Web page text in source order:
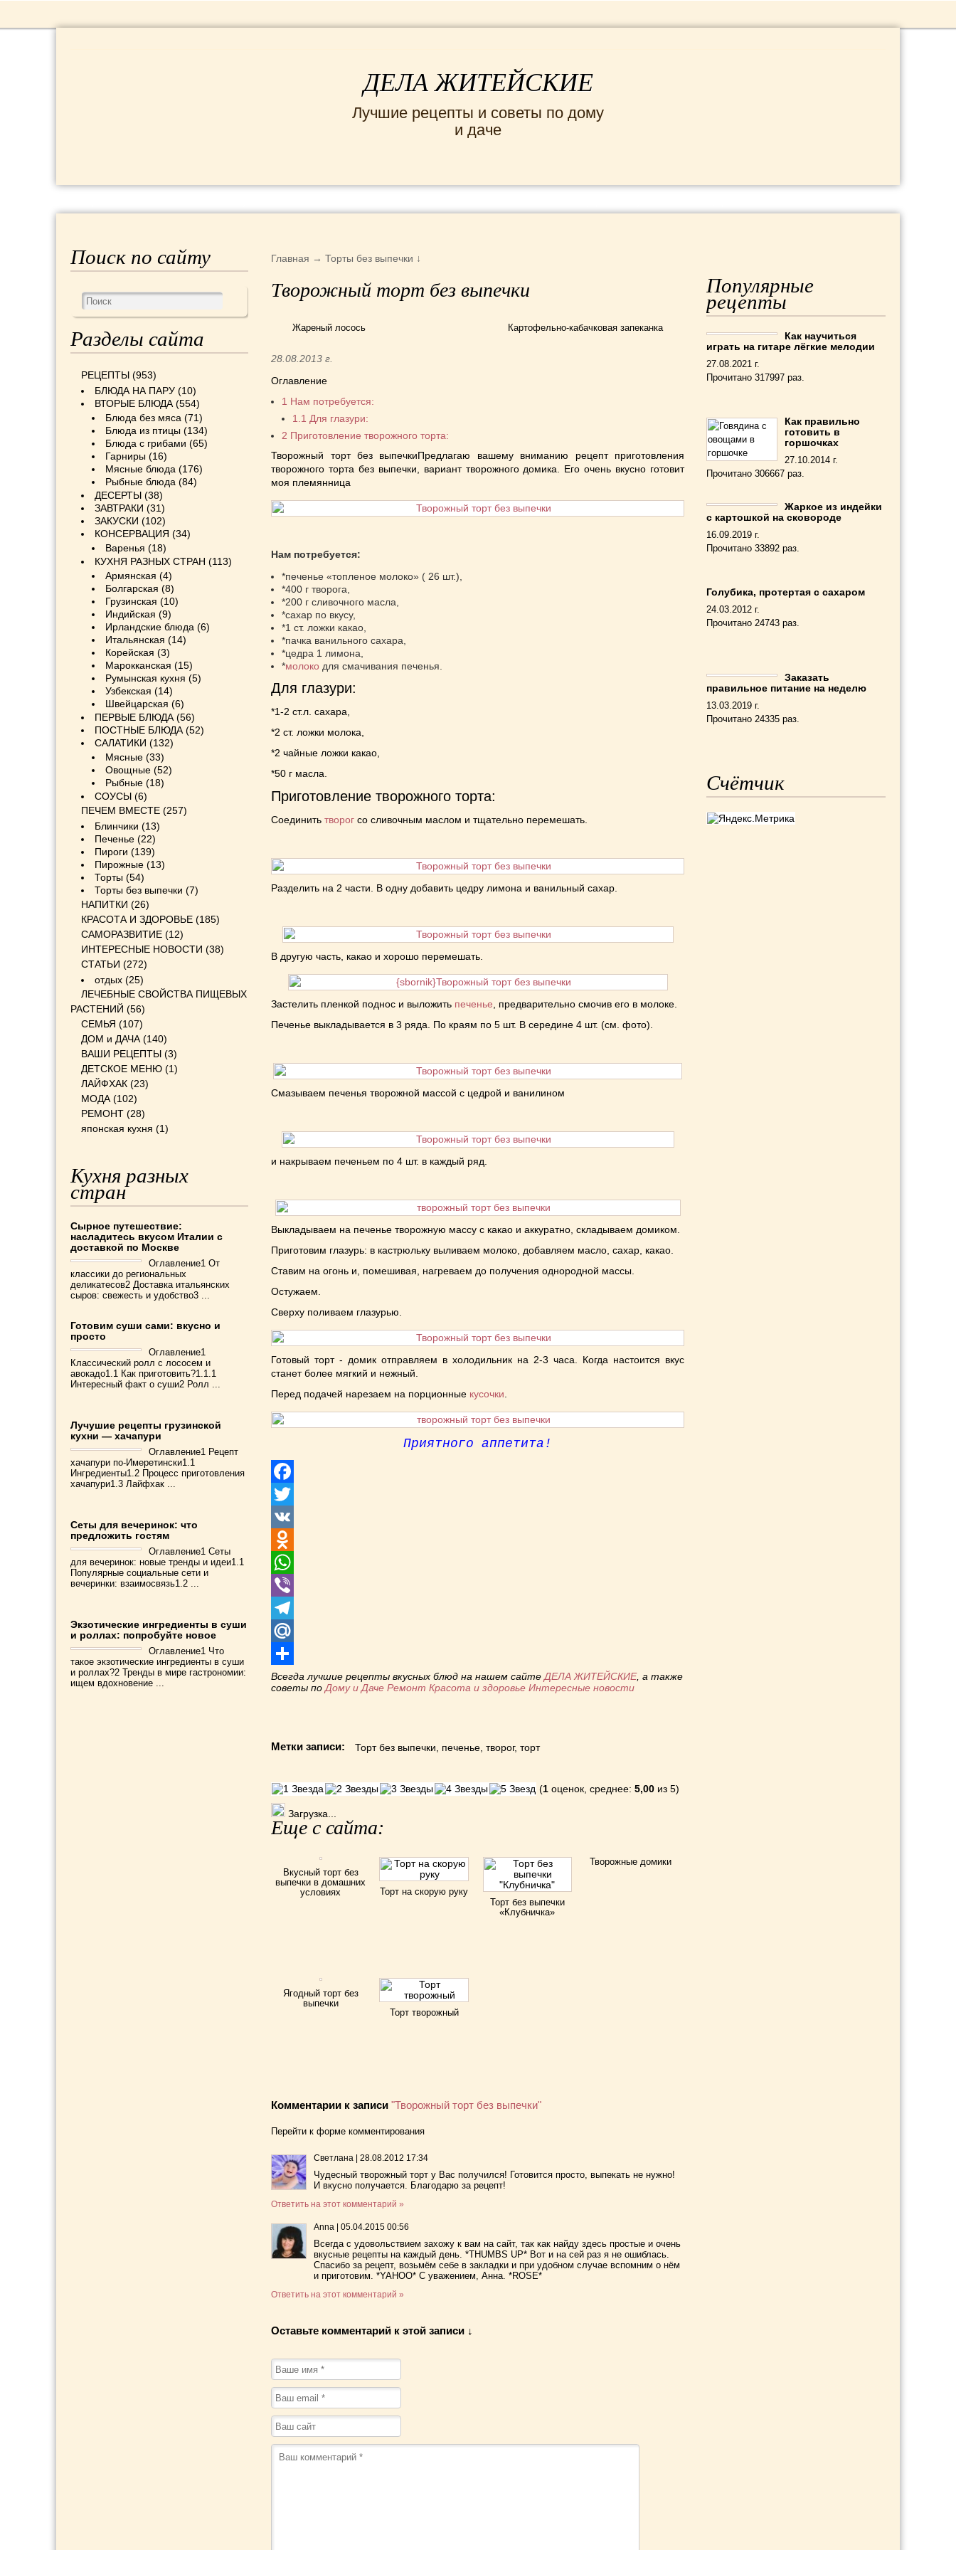
ДЕЛА ЖИТЕЙСКИЕ
Лучшие рецепты и советы по дому
и даче
Главная →Торты без выпечки ↓
Творожный торт без выпечки
Жареный лосось Картофельно-кабачковая запеканка
28.08.2013 г.
Оглавление
1 Нам потребуется:
1.1 Для глазури:
2 Приготовление творожного торта:
Творожный торт без выпечкиПредлагаю вашему вниманию рецепт приготовления
творожного торта без выпечки, вариант творожного домика. Его очень вкусно готовит
моя племянница
Нам потребуется:
*печенье «топленое молоко» ( 26 шт.),
*400 г творога,
*200 г сливочного масла,
*сахар по вкусу,
*1 ст. ложки какао,
*пачка ванильного сахара,
*цедра 1 лимона,
*молоко для смачивания печенья.
Для глазури:
*1-2 ст.л. сахара,
*2 ст. ложки молока,
*2 чайные ложки какао,
*50 г масла.
Приготовление творожного торта:
Соединитьтворог со сливочным маслом и тщательно перемешать.
Разделить на 2 части. В одну добавить цедру лимона и ванильный сахар.
В другую часть, какао и хорошо перемешать.
Застелить пленкой поднос и выложить печенье , предварительно смочив его в молоке.
Печенье выкладывается в 3 ряда. По краям по 5 шт. В середине 4 шт. (см. фото).
Смазываем печенья творожной массой с цедрой и ванилином
и накрываем печеньем по 4 шт. в каждый ряд.
Выкладываем на печенье творожную массу с какао и аккуратно, складываем домиком.
Приготовим глазурь: в кастрюльку выливаем молоко, добавляем масло, сахар, какао.
Ставим на огонь и, помешивая, нагреваем до получения однородной массы.
Остужаем.
Сверху поливаем глазурью.
Готовый торт - домик отправляем в холодильник на 2-3 часа. Когда настоится вкус
станет более мягкий и нежный.
Перед подачей нарезаем на порционные кусочки
Приятного аппетита!
Facebook
Twitter
VK
Odnoklassniki
WhatsApp
Viber
Telegram
Mail.Ru
Отправить
Всегда лучшие рецепты вкусных блюд на нашем сайтеДЕЛА ЖИТЕЙСКИЕ, а также
советы поДому и Даче Ремонт Красота и здоровье Интересные новости
Метки записи: Торт без выпечки печенье ,творог,торт
(1 оценок, среднее:5,00 из 5)
Загрузка...
Еще с сайта:
Вкусный торт без
выпечки в домашних
условиях
Торт на скорую руку
Торт без выпечки
«Клубничка»
Творожные домики
Ягодный торт без
выпечки
Торт творожный
Комментарии к записи"Творожный торт без выпечки"
Перейти к форме комментирования
Светлана |28.08.2012 17:34
Чудесный творожный торт у Вас получился! Готовится просто, выпекать не нужно!
И вкусно получается. Благодарю за рецепт!
Ответить на этот комментарий »
Anna |05.04.2015 00:56
Всегда с удовольствием захожу к вам на сайт, так как найду здесь простые и очень
вкусные рецепты на каждый день. *THUMBS UP* Вот и на сей раз я не ошиблась.
Спасибо за рецепт, возьмём себе в закладки и при удобном случае вспомним о нём
и приготовим. *YAHOO* С уважением, Анна. *ROSE*
Ответить на этот комментарий »
Оставьте комментарий к этой записи ↓
Поиск по сайту
Разделы сайта
РЕЦЕПТЫ (953)
БЛЮДА НА ПАРУ (10)
ВТОРЫЕ БЛЮДА (554)
Блюда без мяса (71)
Блюда из птицы (134)
Блюда с грибами (65)
Гарниры (16)
Мясные блюда (176)
Рыбные блюда (84)
ДЕСЕРТЫ (38)
ЗАВТРАКИ (31)
ЗАКУСКИ (102)
КОНСЕРВАЦИЯ (34)
Варенья (18)
КУХНЯ РАЗНЫХ СТРАН (113)
Армянская (4)
Болгарская (8)
Грузинская (10)
Индийская (9)
Ирландские блюда (6)
Итальянская (14)
Корейская (3)
Марокканская (15)
Румынская кухня (5)
Узбекская (14)
Швейцарская (6)
ПЕРВЫЕ БЛЮДА (56)
ПОСТНЫЕ БЛЮДА (52)
САЛАТИКИ (132)
Мясные (33)
Овощные (52)
Рыбные (18)
СОУСЫ (6)
ПЕЧЕМ ВМЕСТЕ (257)
Блинчики (13)
Печенье (22)
Пироги (139)
Пирожные (13)
Торты (54)
Торты без выпечки (7)
НАПИТКИ (26)
КРАСОТА И ЗДОРОВЬЕ (185)
САМОРАЗВИТИЕ (12)
ИНТЕРЕСНЫЕ НОВОСТИ (38)
СТАТЬИ (272)
отдых (25)
ЛЕЧЕБНЫЕ СВОЙСТВА ПИЩЕВЫХ
РАСТЕНИЙ (56)
СЕМЬЯ (107)
ДОМ и ДАЧА (140)
ВАШИ РЕЦЕПТЫ (3)
ДЕТСКОЕ МЕНЮ (1)
ЛАЙФХАК (23)
МОДА (102)
РЕМОНТ (28)
японская кухня (1)
Кухня разных
стран
Сырное путешествие:
насладитесь вкусом Италии с
доставкой по Москве
Оглавление1 От
классики до региональных
деликатесов2 Доставка итальянских
сыров: свежесть и удобство3 ...
Готовим суши сами: вкусно и
просто
Оглавление1
Классический ролл с лососем и
авокадо1.1 Как приготовить?1.1.1
Интересный факт о суши2 Ролл ...
Лучушие рецепты грузинской
кухни — хачапури
Оглавление1 Рецепт
хачапури по-Имеретински1.1
Ингредиенты1.2 Процесс приготовления
хачапури1.3 Лайфхак ...
Сеты для вечеринок: что
предложить гостям
Оглавление1 Сеты
для вечеринок: новые тренды и идеи1.1
Популярные социальные сети и
вечеринки: взаимосвязь1.2 ...
Экзотические ингредиенты в суши
и роллах: попробуйте новое
Оглавление1 Что
такое экзотические ингредиенты в суши
и роллах?2 Тренды в мире гастрономии:
ищем вдохновение ...
Популярные
рецепты
Как научиться
играть на гитаре лёгкие мелодии
27.08.2021 г.
Прочитано 317997 раз.
Как правильно
готовить в
горшочках
27.10.2014 г.
Прочитано 306667 раз.
Жаркое из индейки
с картошкой на сковороде
16.09.2019 г.
Прочитано 33892 раз.
Голубика, протертая с сахаром
24.03.2012 г.
Прочитано 24743 раз.
Заказать
правильное питание на неделю
13.03.2019 г.
Прочитано 24335 раз.
Счётчик